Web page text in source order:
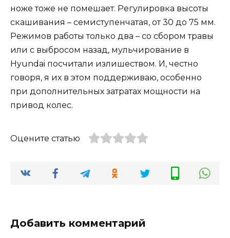
ноже тоже не помешает. Регулировка высоты
скашивания – семиступенчатая, от 30 до 75 мм.
Режимов работы только два – со сбором травы
или с выбросом назад, мульчирование в
Hyundai посчитали излишеством. И, честно
говоря, я их в этом поддерживаю, особенно
при дополнительных затратах мощности на
привод колес.
Оцените статью
Добавить комментарий